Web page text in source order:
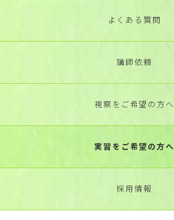
よくある質問
講師依頼
視察をご希望の方へ
実習をご希望の方へ
採用情報